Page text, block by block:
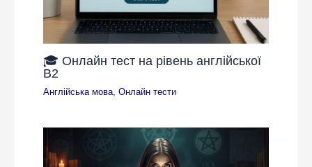
🎓 Онлайн тест на рівень англійської
B2
Англійська мова,Онлайн тести